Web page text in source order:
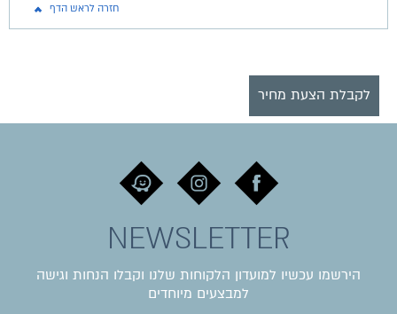
חזרה לראש הדף
לקבלת הצעת מחיר
NEWSLETTER
הירשמו עכשיו למועדון הלקוחות שלנו וקבלו הנחות וגישה
למבצעים מיוחדים